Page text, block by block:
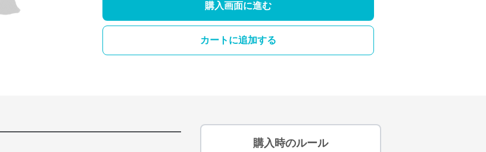
購入画面に進む
カートに追加する
購入時のルール